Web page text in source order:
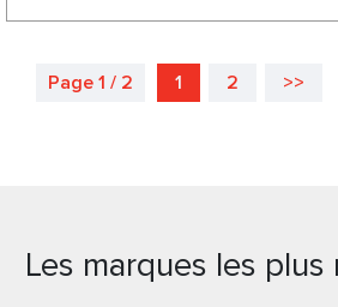
Page 1 / 2 1 2 >>
Les marques les